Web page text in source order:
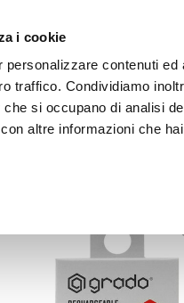
i cookie
contenuti
traffico. Condividiamo
si occupano di analisi
altre informazioni che